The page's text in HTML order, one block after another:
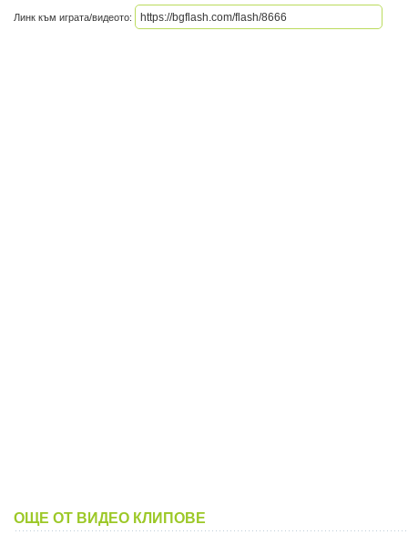
Линк към играта/видеото:
ОЩЕ ОТ ВИДЕО КЛИПОВЕ